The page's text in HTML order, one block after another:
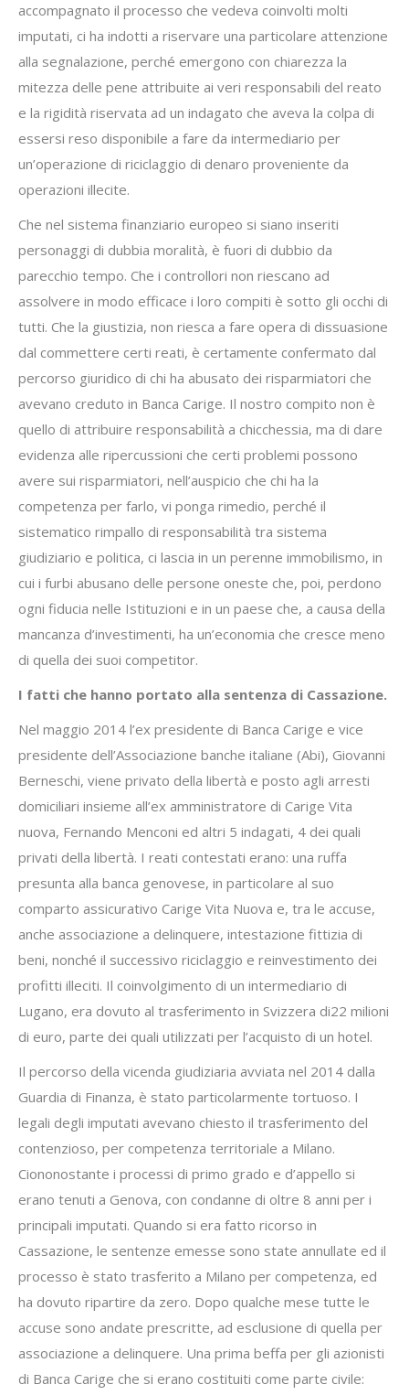
accompagnato il processo che vedeva coinvolti molti
imputati, ci ha indotti a riservare una particolare attenzione
alla segnalazione, perché emergono con chiarezza la
mitezza delle pene attribuite ai veri responsabili del reato
e la rigidità riservata ad un indagato che aveva la colpa di
essersi reso disponibile a fare da intermediario per
un’operazione di riciclaggio di denaro proveniente da
operazioni illecite.
Che nel sistema finanziario europeo si siano inseriti
personaggi di dubbia moralità, è fuori di dubbio da
parecchio tempo. Che i controllori non riescano ad
assolvere in modo efficace i loro compiti è sotto gli occhi di
tutti. Che la giustizia, non riesca a fare opera di dissuasione
dal commettere certi reati, è certamente confermato dal
percorso giuridico di chi ha abusato dei risparmiatori che
avevano creduto in Banca Carige. Il nostro compito non è
quello di attribuire responsabilità a chicchessia, ma di dare
evidenza alle ripercussioni che certi problemi possono
avere sui risparmiatori, nell’auspicio che chi ha la
competenza per farlo, vi ponga rimedio, perché il
sistematico rimpallo di responsabilità tra sistema
giudiziario e politica, ci lascia in un perenne immobilismo, in
cui i furbi abusano delle persone oneste che, poi, perdono
ogni fiducia nelle Istituzioni e in un paese che, a causa della
mancanza d’investimenti, ha un’economia che cresce meno
di quella dei suoi competitor.
I fatti che hanno portato alla sentenza di Cassazione.
Nel maggio 2014 l’ex presidente di Banca Carige e vice
presidente dell’Associazione banche italiane (Abi), Giovanni
Berneschi, viene privato della libertà e posto agli arresti
domiciliari insieme all’ex amministratore di Carige Vita
nuova, Fernando Menconi ed altri 5 indagati, 4 dei quali
privati della libertà. I reati contestati erano: una ruffa
presunta alla banca genovese, in particolare al suo
comparto assicurativo Carige Vita Nuova e, tra le accuse,
anche associazione a delinquere, intestazione fittizia di
beni, nonché il successivo riciclaggio e reinvestimento dei
profitti illeciti. Il coinvolgimento di un intermediario di
Lugano, era dovuto al trasferimento in Svizzera di22 milioni
di euro, parte dei quali utilizzati per l’acquisto di un hotel.
Il percorso della vicenda giudiziaria avviata nel 2014 dalla
Guardia di Finanza, è stato particolarmente tortuoso. I
legali degli imputati avevano chiesto il trasferimento del
contenzioso, per competenza territoriale a Milano.
Ciononostante i processi di primo grado e d’appello si
erano tenuti a Genova, con condanne di oltre 8 anni per i
principali imputati. Quando si era fatto ricorso in
Cassazione, le sentenze emesse sono state annullate ed il
processo è stato trasferito a Milano per competenza, ed
ha dovuto ripartire da zero. Dopo qualche mese tutte le
accuse sono andate prescritte, ad esclusione di quella per
associazione a delinquere. Una prima beffa per gli azionisti
di Banca Carige che si erano costituiti come parte civile: